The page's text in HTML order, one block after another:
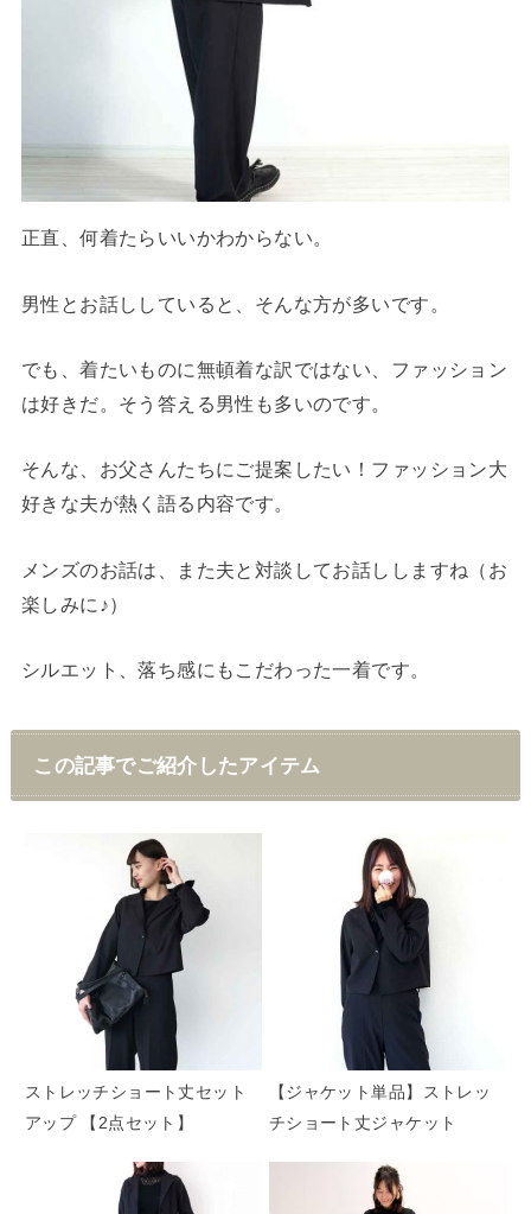
正直、何着たらいいかわからない。
男性とお話ししていると、そんな方が多いです。
でも、着たいものに無頓着な訳ではない、ファッション
は好きだ。そう答える男性も多いのです。
そんな、お父さんたちにご提案したい！ファッション大
好きな夫が熱く語る内容です。
メンズのお話は、また夫と対談してお話ししますね（お
楽しみに♪）
シルエット、落ち感にもこだわった一着です。
この記事でご紹介したアイテム
ストレッチショート丈セット
アップ 【2点セット】
【ジャケット単品】ストレッ
チショート丈ジャケット